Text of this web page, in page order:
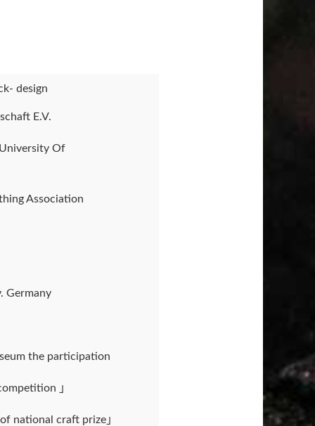
design
E.V.
Of
Association
Germany
the participation
」
national craft prize」